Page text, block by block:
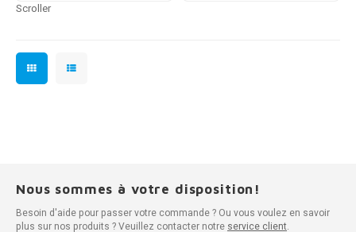
Scroller
Nous sommes à votre disposition!
Besoin d'aide pour passer votre commande ? Ou vous voulez en savoir
plus sur nos produits ? Veuillez contacter notre service client.